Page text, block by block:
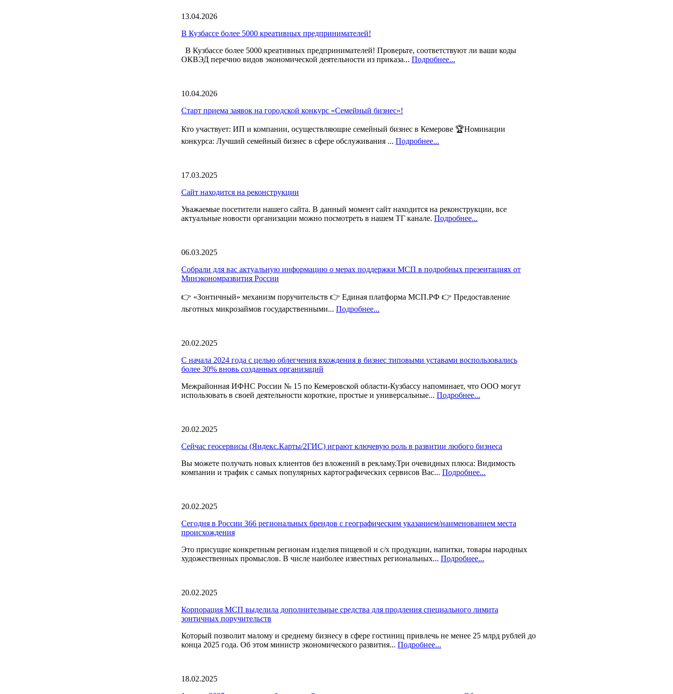
13.04.2026
В Кузбассе более 5000 креативных предпринимателей!
В Кузбассе более 5000 креативных предпринимателей! Проверьте, соответствуют ли ваши коды
ОКВЭД перечню видов экономической деятельности из приказа... Подробнее...
10.04.2026
Старт приема заявок на городской конкурс «Семейный бизнес»!
Кто участвует: ИП и компании, осуществляющие семейный бизнес в Кемерове 🏆Номинации
конкурса: Лучший семейный бизнес в сфере обслуживания ... Подробнее...
17.03.2025
Сайт находится на реконструкции
Уважаемые посетители нашего сайта. В данный момент сайт находится на реконструкции, все
актуальные новости организации можно посмотреть в нашем ТГ канале. Подробнее...
06.03.2025
Собрали для вас актуальную информацию о мерах поддержки МСП в подробных презентациях от
Минэкономразвития России
👉 «Зонтичный» механизм поручительств 👉 Единая платформа МСП.РФ 👉 Предоставление
льготных микрозаймов государственными... Подробнее...
20.02.2025
С начала 2024 года с целью облегчения вхождения в бизнес типовыми уставами воспользовались
более 30% вновь созданных организаций
Межрайонная ИФНС России № 15 по Кемеровской области-Кузбассу напоминает, что ООО могут
использовать в своей деятельности короткие, простые и универсальные... Подробнее...
20.02.2025
Сейчас геосервисы (Яндекс.Карты/2ГИС) играют ключевую роль в развитии любого бизнеса
Вы можете получать новых клиентов без вложений в рекламу.Три очевидных плюса: Видимость
компании и трафик с самых популярных картографических сервисов Вас... Подробнее...
20.02.2025
Сегодня в России 366 региональных брендов с географическим указанием/наименованием места
происхождения
Это присущие конкретным регионам изделия пищевой и с/х продукции, напитки, товары народных
художественных промыслов. В числе наиболее известных региональных... Подробнее...
20.02.2025
Корпорация МСП выделила дополнительные средства для продления специального лимита
зонтичных поручительств
Который позволит малому и среднему бизнесу в сфере гостиниц привлечь не менее 25 млрд рублей до
конца 2025 года. Об этом министр экономического развития... Подробнее...
18.02.2025